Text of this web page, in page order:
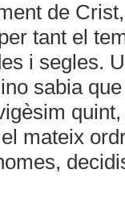
de
tant el
i segles.
sabia
mateix